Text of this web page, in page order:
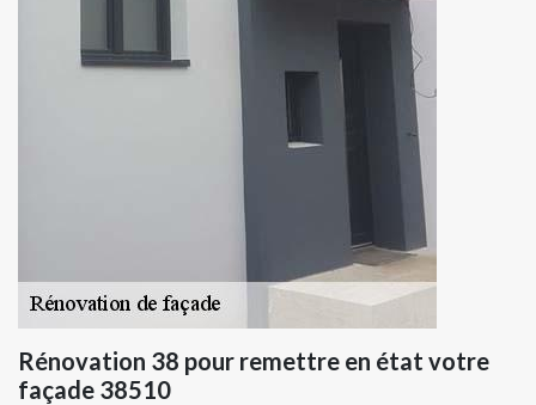
Rénovation 38 pour remettre en état votre
façade 38510